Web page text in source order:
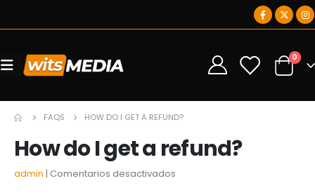
0 0
FAQS HOW DO I GET A REFUND?
How do I get a refund?
admin Comentarios desactivados